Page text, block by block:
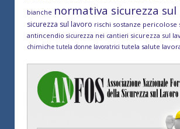
bianche normativa sicurezza sul
sicurezza sul lavoro rischi sostanze pericolose
antincendio sicurezza nei cantieri sicurezza sul
chimiche tutela donne lavoratrici tutela salute